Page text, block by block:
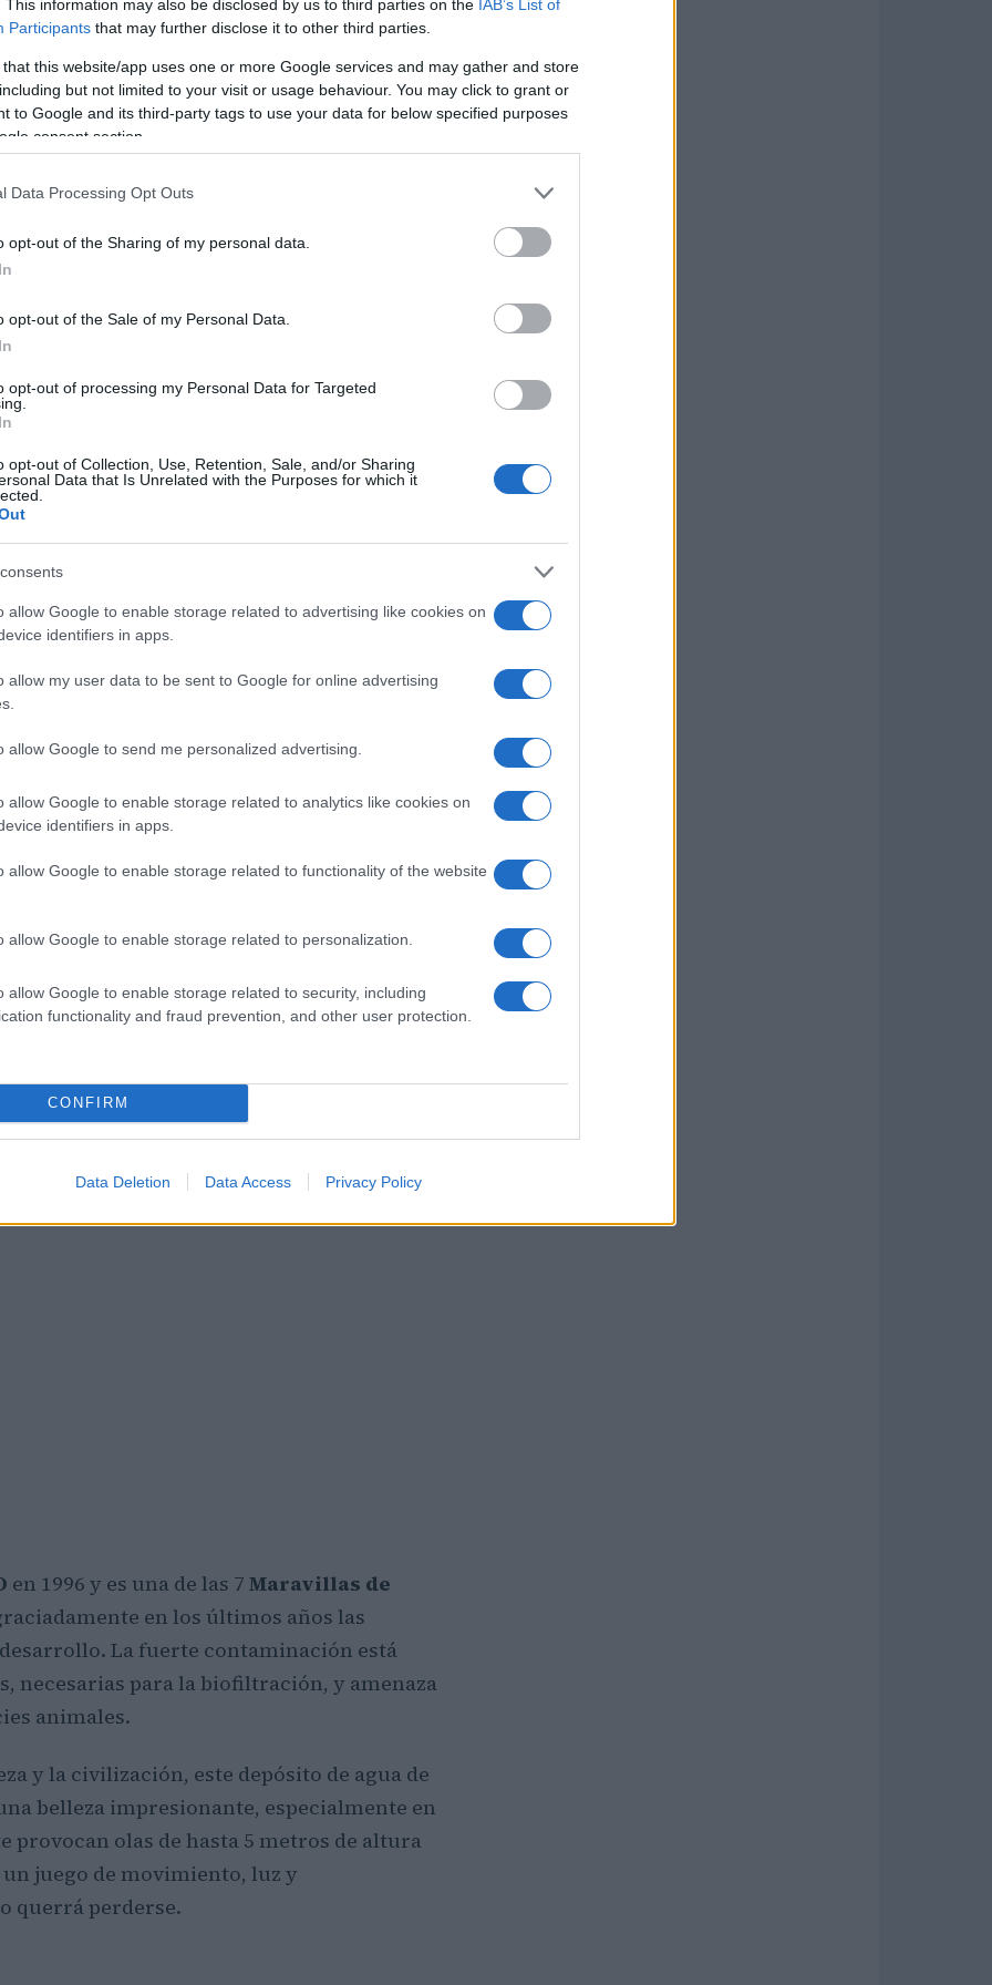
This information may also be disclosed by us to third parties on the IAB’s List of
Participants that may further disclose it to other third parties.
that this website/app uses one or more Google services and may gather and store
but not limited to your visit or usage behaviour. You may click to grant or
to Google and its third-party tags to use your data for below specified purposes
consent section.
Data Processing Opt Outs
opt-out of the Sharing of my personal data.
opt-out of the Sale of my Personal Data.
opt-out of processing my Personal Data for Targeted
opt-out of Collection, Use, Retention, Sale, and/or Sharing
Data that Is Unrelated with the Purposes for which it
allow Google to enable storage related to advertising like cookies on
identifiers in apps.
allow my user data to be sent to Google for online advertising
allow Google to send me personalized advertising.
allow Google to enable storage related to analytics like cookies on
identifiers in apps.
allow Google to enable storage related to functionality of the website
allow Google to enable storage related to personalization.
allow Google to enable storage related to security, including
functionality and fraud prevention, and other user protection.
CONFIRM
Data Deletion Data Access Privacy Policy
BAIKAL .
qué hacer y qué no hacer
el mundo sobrenatural y la ciencia
de misterio, impregnada de
esta masa de agua se encuentra en
y la República de Buriatia
» o «elViejo«, elBaikales conocido por sus
es la mayor reserva de agua dulce del
dulce del planeta Tierra.
con una depresión máxima de 1.600
aliento: 25 millones de años de
están entre las más claras del mundo y
de profundidad; un verdadero
a pesar del clima prohibitivo y de los
de 3000 especies de plantas y
en 1996 y es una de las 7 Maravillas de
en los últimos años las
La fuerte contaminación está
necesarias para la biofiltración, y amenaza
animales.
y la civilización, este depósito de agua de
belleza impresionante, especialmente en
olas de hasta 5 metros de altura
juego de movimiento, luz y
querrá perderse.